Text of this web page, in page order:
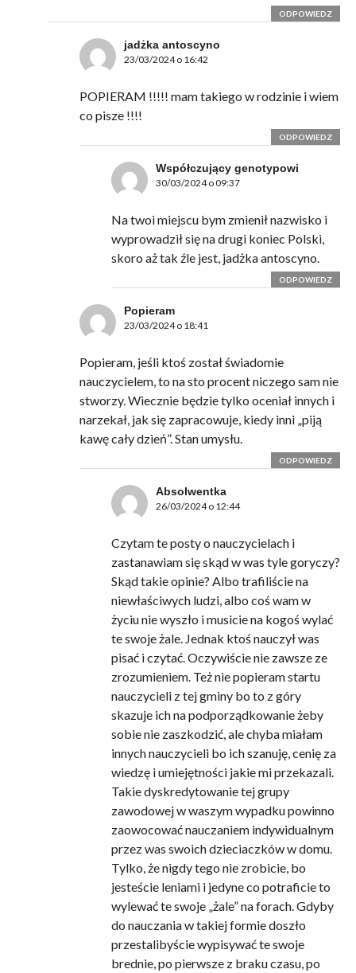
ODPOWIEDZ
jadżka antoscyno
23/03/2024 o 16:42
POPIERAM !!!!! mam takiego w rodzinie i wiem
co pisze !!!!
ODPOWIEDZ
Współczujący genotypowi
30/03/2024 o 09:37
Na twoi miejscu bym zmienił nazwisko i
wyprowadził się na drugi koniec Polski,
skoro aż tak źle jest, jadżka antoscyno.
ODPOWIEDZ
Popieram
23/03/2024 o 18:41
Popieram, jeśli ktoś został świadomie
nauczycielem, to na sto procent niczego sam nie
stworzy. Wiecznie będzie tylko oceniał innych i
narzekał, jak się zapracowuje, kiedy inni „piją
kawę cały dzień”. Stan umysłu.
ODPOWIEDZ
Absolwentka
26/03/2024 o 12:44
Czytam te posty o nauczycielach i
zastanawiam się skąd w was tyle goryczy?
Skąd takie opinie? Albo trafiliście na
niewłaściwych ludzi, albo coś wam w
życiu nie wyszło i musicie na kogoś wylać
te swoje żale. Jednak ktoś nauczył was
pisać i czytać. Oczywiście nie zawsze ze
zrozumieniem. Też nie popieram startu
nauczycieli z tej gminy bo to z góry
skazuje ich na podporządkowanie żeby
sobie nie zaszkodzić, ale chyba miałam
innych nauczycieli bo ich szanuję, cenię za
wiedzę i umiejętności jakie mi przekazali.
Takie dyskredytowanie tej grupy
zawodowej w waszym wypadku powinno
zaowocować nauczaniem indywidualnym
przez was swoich dzieciaczków w domu.
Tylko, że nigdy tego nie zrobicie, bo
jesteście leniami i jedyne co potraficie to
wylewać te swoje „żale” na forach. Gdyby
do nauczania w takiej formie doszło
przestalibyście wypisywać te swoje
brednie, po pierwsze z braku czasu, po